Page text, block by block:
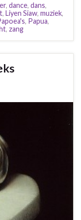
, dance, dans,
, Liyen Siaw, muziek,
, Papua,
, zang